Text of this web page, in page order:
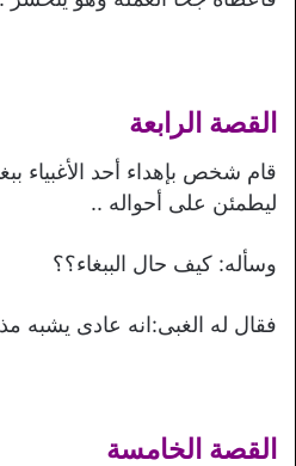
القصة الرابعة
قام شخص بإهداء أحد الأغبياء
ليطمئن على أحواله ..
وسأله: كيف حال الببغاء؟؟
فقال له الغبى:انه عادى يشبه
القصة الخامسة